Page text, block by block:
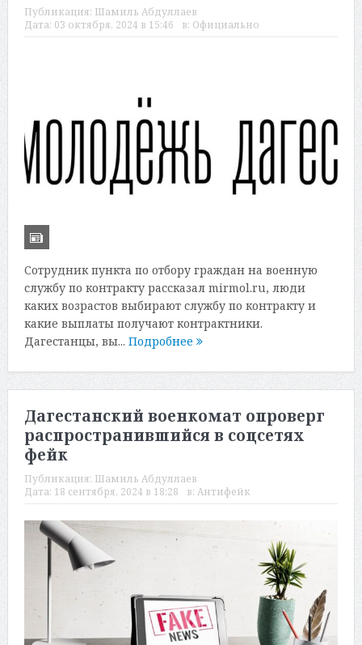
Публикация: Шамиль Абдуллаев
Дата: 03 октября, 2024 в 15:46 в: Официально
Сотрудник пункта по отбору граждан на военную
службу по контракту рассказал mirmol.ru, люди
каких возрастов выбирают службу по контракту и
какие выплаты получают контрактники.
Дагестанцы, вы... Подробнее
Дагестанский военкомат опроверг
распространившийся в соцсетях
фейк
Публикация: Шамиль Абдуллаев
Дата: 18 сентября, 2024 в 18:28 в: Антифейк